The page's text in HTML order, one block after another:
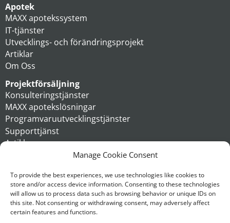
Manage Cookie Consent
To provide the best experiences, we use technologies like cookies to
store and/or access device information. Consenting to these technologies
will allow us to process data such as browsing behavior or unique IDs on
this site. Not consenting or withdrawing consent, may adversely affect
certain features and functions.
Apotek
MAXX apotekssystem
IT-tjänster
Utvecklings- och förändringsprojekt
Artiklar
Om Oss
Projektförsäljning
Konsulteringstjänster
MAXX apotekslösningar
Programvaruutvecklingstjänster
Supporttjänst
Artiklar
Koncern
Kontakt